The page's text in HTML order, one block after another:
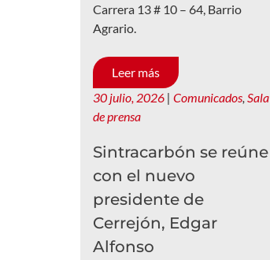
Carrera 13 # 10 – 64, Barrio
Agrario.
Leer más
30 julio, 2026 | Comunicados Sala
de prensa
Sintracarbón se reúne
con el nuevo
presidente de
Cerrejón, Edgar
Alfonso